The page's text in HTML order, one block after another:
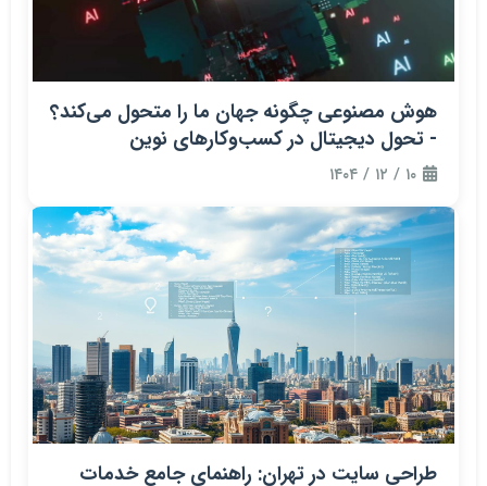
هوش مصنوعی چگونه جهان ما را متحول می‌کند؟
- تحول دیجیتال در کسب‌وکارهای نوین
۱۰ / ۱۲ / ۱۴۰۴
طراحی سایت در تهران: راهنمای جامع خدمات